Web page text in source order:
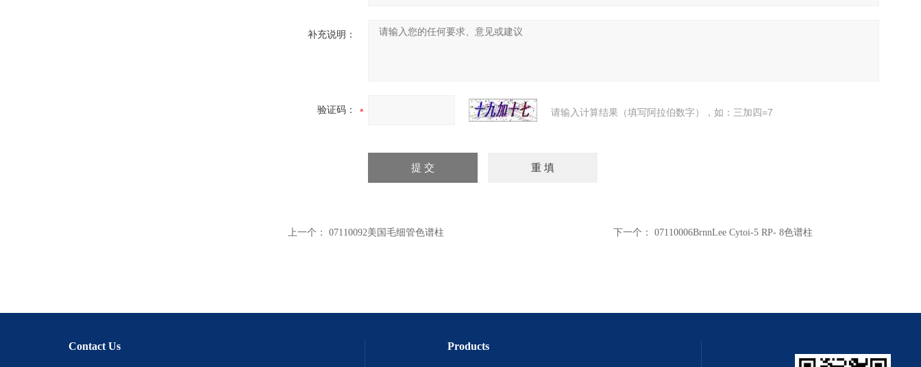
补充说明：
验证码： 请输入计算结果（填写阿拉伯数字），如：三加四=7
上一个： 07110092美国毛细管色谱柱 下一个： 07110006BrnnLee Cytoi-5 RP- 8色谱柱
Contact Us Products